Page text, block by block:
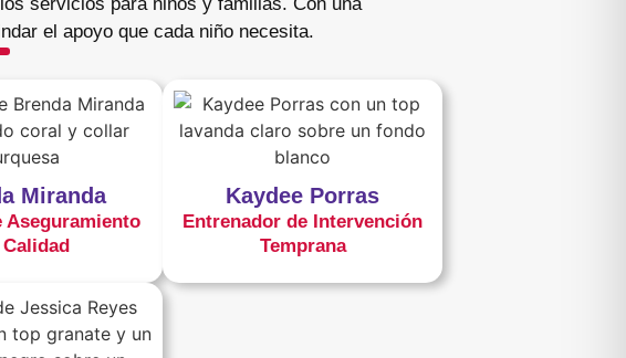
el apoyo que cada niño necesita.
Miranda
Aseguramiento
Kaydee Porras
Entrenador de Intervención
Temprana